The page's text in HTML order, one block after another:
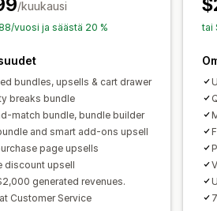
Mukautettu
/kuukausi
vuosi ja säästä 20 %
bundles, upsells & cart drawer
breaks bundle
match bundle, bundle builder
and smart add-ons upsell
page upsells
discount upsell
generated revenues.
Customer Service
tai